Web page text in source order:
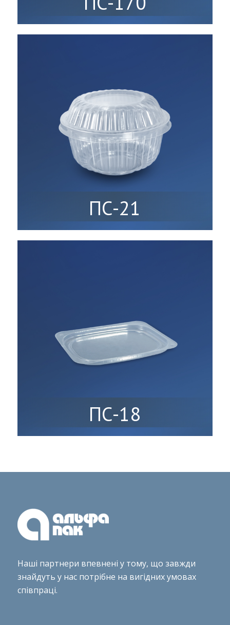
ПС-21
ПС-18
Наші партнери впевнені у тому, що завжди
знайдуть у нас потрібне на вигідних умовах
співпраці.